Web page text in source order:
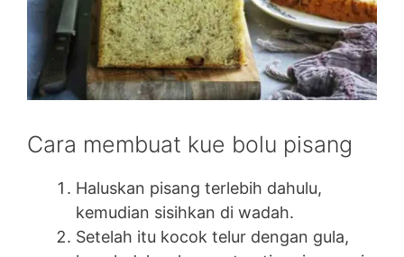
Cara membuat kue bolu pisang
Haluskan pisang terlebih dahulu,
kemudian sisihkan di wadah.
Setelah itu kocok telur dengan gula,